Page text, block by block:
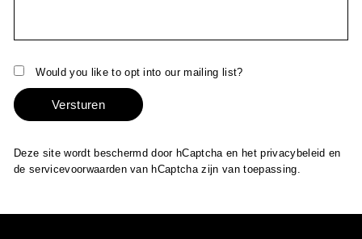
Would you like to opt into our mailing list?
Versturen
Deze site wordt beschermd door hCaptcha en hetprivacybeleid en
de servicevoorwaardenvan hCaptcha zijn van toepassing.